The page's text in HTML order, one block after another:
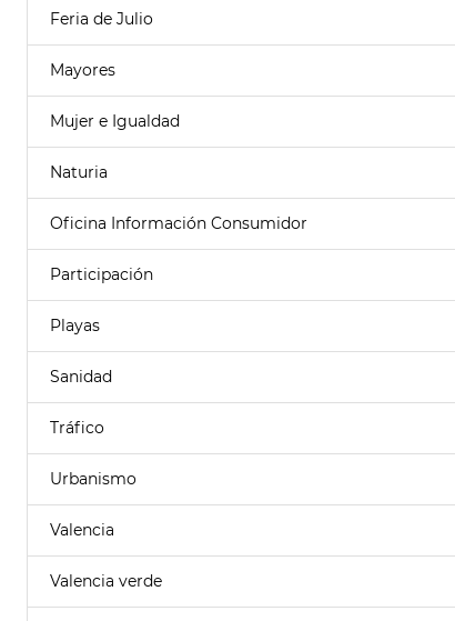
Feria de Julio
Mayores
Mujer e Igualdad
Naturia
Oficina Información Consumidor
Participación
Playas
Sanidad
Tráfico
Urbanismo
Valencia
Valencia verde